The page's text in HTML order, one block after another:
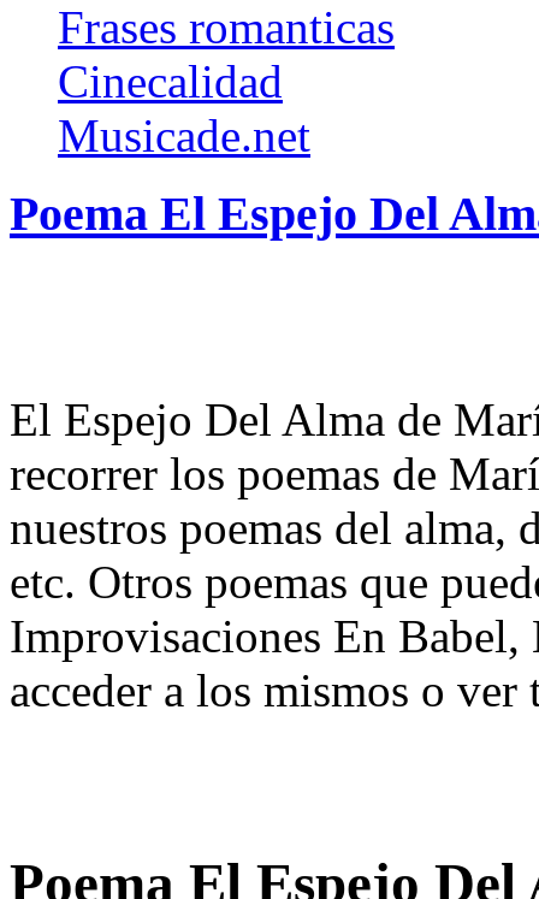
Frases romanticas
Cinecalidad
Musicade.net
Poema El Espejo Del
El Espejo Del Alma de
recorrer los poemas de
nuestros poemas del alma,
etc. Otros poemas que
Improvisaciones En
acceder a los mismos o
Poema El Espejo